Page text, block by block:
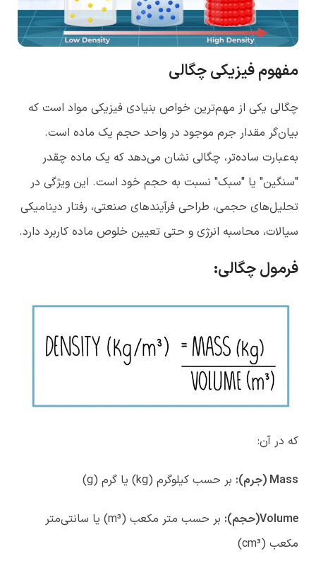
مفهوم فیزیکی چگالی
چگالی یکی از مهم‌ترین خواص بنیادی فیزیکی مواد است که
بیان‌گر مقدار جرم موجود در واحد حجم یک ماده است.
به‌عبارت ساده‌تر، چگالی نشان می‌دهد که یک ماده چقدر
"سنگین" یا "سبک" نسبت به حجم خود است. این ویژگی در
تحلیل‌های حجمی، طراحی فرآیندهای صنعتی، رفتار دینامیکی
سیالات، محاسبه انرژی و حتی تعیین خلوص ماده کاربرد دارد.
فرمول چگالی:
که در آن:
Mass (جرم): بر حسب کیلوگرم (kg) یا گرم (g)
Volume(حجم):
بر حسب متر مکعب (m³) یا سانتی‌متر
مکعب (cm³)